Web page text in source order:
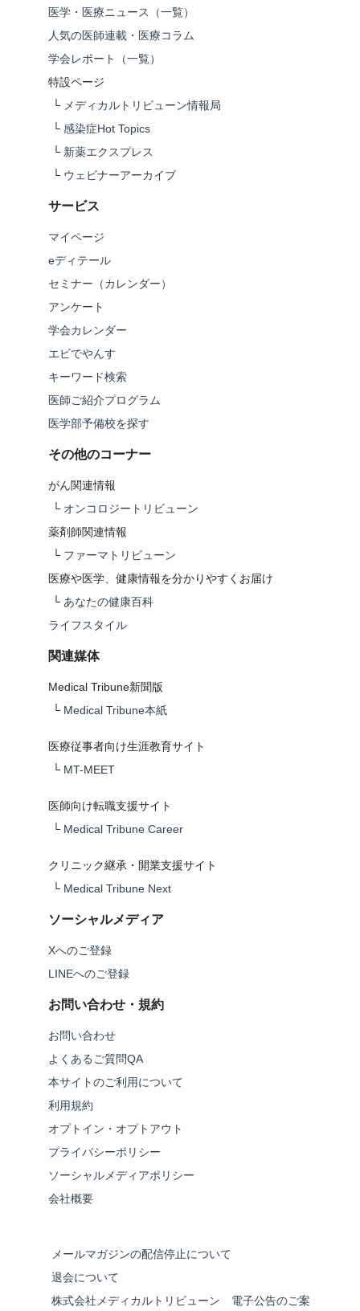
医学・医療ニュース（一覧）
人気の医師連載・医療コラム
学会レポート（一覧）
特設ページ
└ メディカルトリビューン情報局
└ 感染症Hot Topics
└ 新薬エクスプレス
└ ウェビナーアーカイブ
サービス
マイページ
eディテール
セミナー（カレンダー）
アンケート
学会カレンダー
エビでやんす
キーワード検索
医師ご紹介プログラム
医学部予備校を探す
その他のコーナー
がん関連情報
└ オンコロジートリビューン
薬剤師関連情報
└ ファーマトリビューン
医療や医学、健康情報を分かりやすくお届け
└ あなたの健康百科
ライフスタイル
関連媒体
Medical Tribune新聞版
└ Medical Tribune本紙
医療従事者向け生涯教育サイト
└ MT-MEET
医師向け転職支援サイト
└ Medical Tribune Career
クリニック継承・開業支援サイト
└ Medical Tribune Next
ソーシャルメディア
Xへのご登録
LINEへのご登録
お問い合わせ・規約
お問い合わせ
よくあるご質問QA
本サイトのご利用について
利用規約
オプトイン・オプトアウト
プライバシーポリシー
ソーシャルメディアポリシー
会社概要
メールマガジンの配信停止について
退会について
株式会社メディカルトリビューン 電子公告のご案